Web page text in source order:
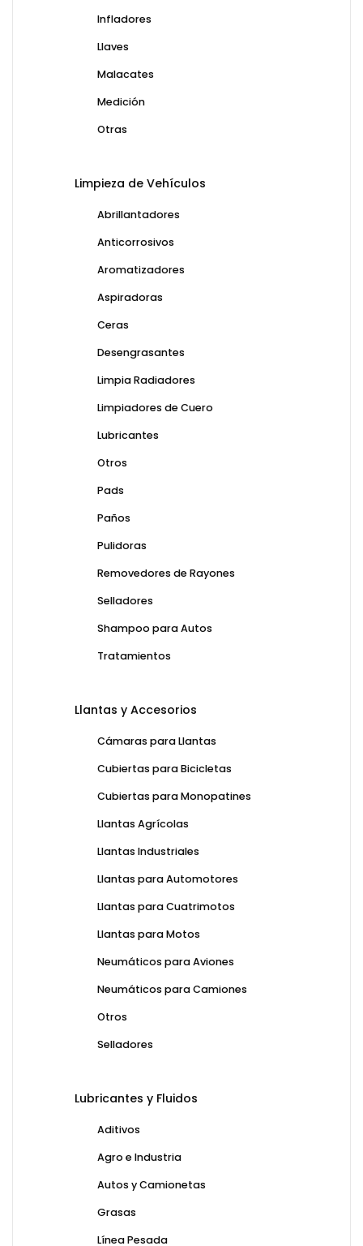
Infladores
Llaves
Malacates
Medición
Otras
Limpieza de Vehículos
Abrillantadores
Anticorrosivos
Aromatizadores
Aspiradoras
Ceras
Desengrasantes
Limpia Radiadores
Limpiadores de Cuero
Lubricantes
Otros
Pads
Paños
Pulidoras
Removedores de Rayones
Selladores
Shampoo para Autos
Tratamientos
Llantas y Accesorios
Cámaras para Llantas
Cubiertas para Bicicletas
Cubiertas para Monopatines
Llantas Agrícolas
Llantas Industriales
Llantas para Automotores
Llantas para Cuatrimotos
Llantas para Motos
Neumáticos para Aviones
Neumáticos para Camiones
Otros
Selladores
Lubricantes y Fluidos
Aditivos
Agro e Industria
Autos y Camionetas
Grasas
Línea Pesada